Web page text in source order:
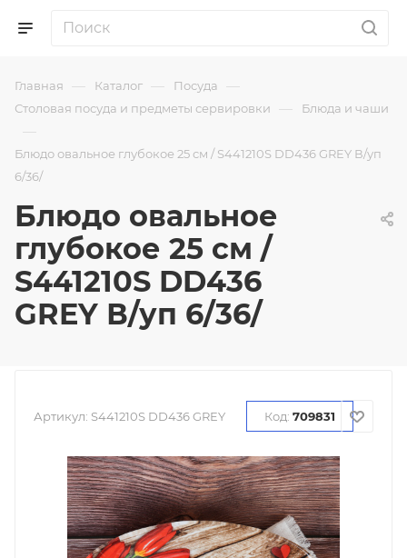
Главная — Каталог — Посуда —
Столовая посуда и предметы сервировки — Блюда и чаши
—
Блюдо овальное глубокое 25 см / S441210S DD436 GREY В/уп
6/36/
Блюдо овальное
глубокое 25 см /
S441210S DD436
GREY В/уп 6/36/
Артикул: S441210S DD436 GREY Код: 709831